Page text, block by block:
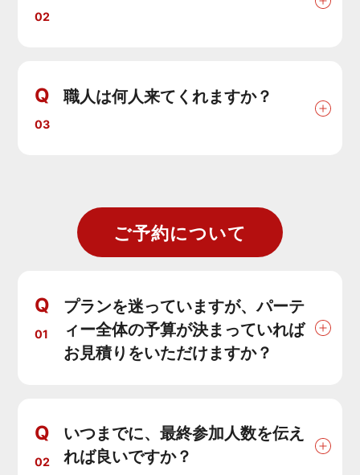
02
Q
03
職人は何人来てくれますか？
ご予約について
Q
01
プランを迷っていますが、パーテ
ィー全体の予算が決まっていれば
お見積りをいただけますか？
Q
02
いつまでに、最終参加人数を伝え
れば良いですか？